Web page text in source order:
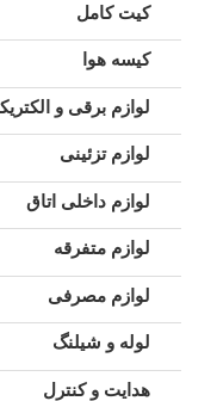
کیت کامل
کیسه هوا
لوازم برقی و
لوازم تزئینی
لوازم داخلی اتاق
لوازم متفرقه
لوازم مصرفی
لوله و شیلنگ
هدایت و کنترل